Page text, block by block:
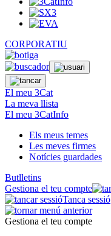
CORPORATIU
El meu 3Cat
La meva llista
El meu 3CatInfo
Els meus temes
Les meves firmes
Notícies guardades
Butlletins
Gestiona el teu compte
Tanca sessió
Gestiona el teu compte